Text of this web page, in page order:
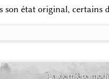
son état original, certains
La dernière